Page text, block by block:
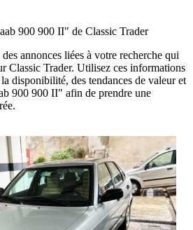
900 900 II" de Classic Trader
annonces liées à votre recherche qui
Classic Trader. Utilisez ces informations
disponibilité, des tendances de valeur et
900 900 II" afin de prendre une